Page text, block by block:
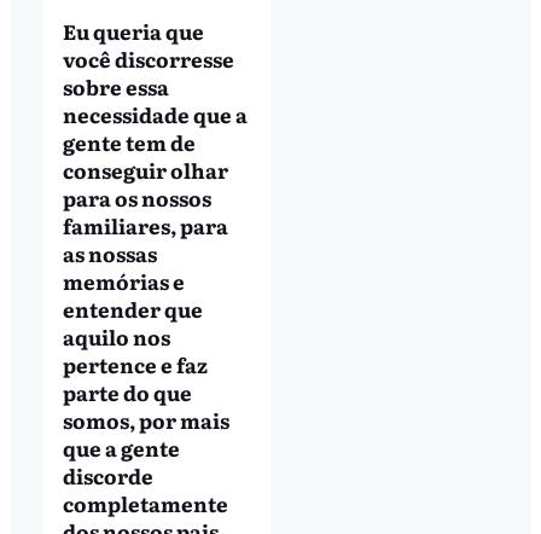
Eu queria que
você discorresse
sobre essa
necessidade que a
gente tem de
conseguir olhar
para os nossos
familiares, para
as nossas
memórias e
entender que
aquilo nos
pertence e faz
parte do que
somos, por mais
que a gente
discorde
completamente